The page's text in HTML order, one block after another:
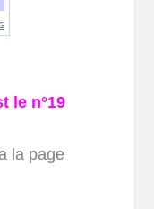
le n°19
la page